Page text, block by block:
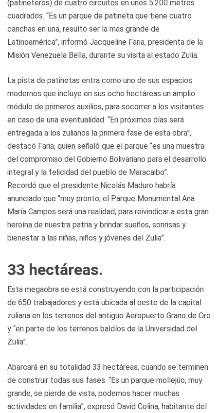
(patineteros) de cuatro circuitos en unos 5.200 metros
cuadrados. “Es un parque de patineta que tiene cuatro
canchas en una, resultó ser la más grande de
Latinoamérica”, informó Jacqueline Faria, presidenta de la
Misión Venezuela Bella, durante su visita al estado Zulia.
La pista de patinetas entra como uno de sus espacios
modernos que incluye en sus ocho hectáreas un amplio
módulo de primeros auxilios, para socorrer a los visitantes
en caso de una eventualidad. “En próximos días será
entregada a los zulianos la primera fase de esta obra”,
destacó Faria, quien señaló que el parque “es una muestra
del compromiso del Gobierno Bolivariano para el desarrollo
integral y la felicidad del pueblo de Maracaibo”.
Recordó que el presidente Nicolás Maduro habría
anunciado que “muy pronto, el Parque Monumental Ana
María Campos será una realidad, para reivindicar a esta gran
heroína de nuestra patria y brindar sueños, sonrisas y
bienestar a las niñas, niños y jóvenes del Zulia”.
33 hectáreas.
Esta megaobra se está construyendo con la participación
de 650 trabajadores y está ubicada al oeste de la capital
zuliana en los terrenos del antiguo Aeropuerto Grano de Oro
y “en parte de los terrenos baldíos de la Universidad del
Zulia”.
Abarcará en su totalidad 33 hectáreas, cuando se terminen
de construir todas sus fases. “Es un parque mollejúo, muy
grande, se pierde de vista, podemos hacer muchas
actividades en familia”, expresó David Colina, habitante del